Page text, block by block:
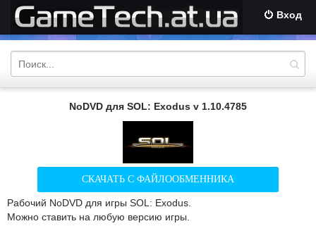
Вход
NoDVD для SOL: Exodus v 1.10.4785
СКАЧАТЬ С ФАЙЛООБМЕННИКА
Рабочий NoDVD для игры SOL: Exodus.
Можно ставить на любую версию игры.